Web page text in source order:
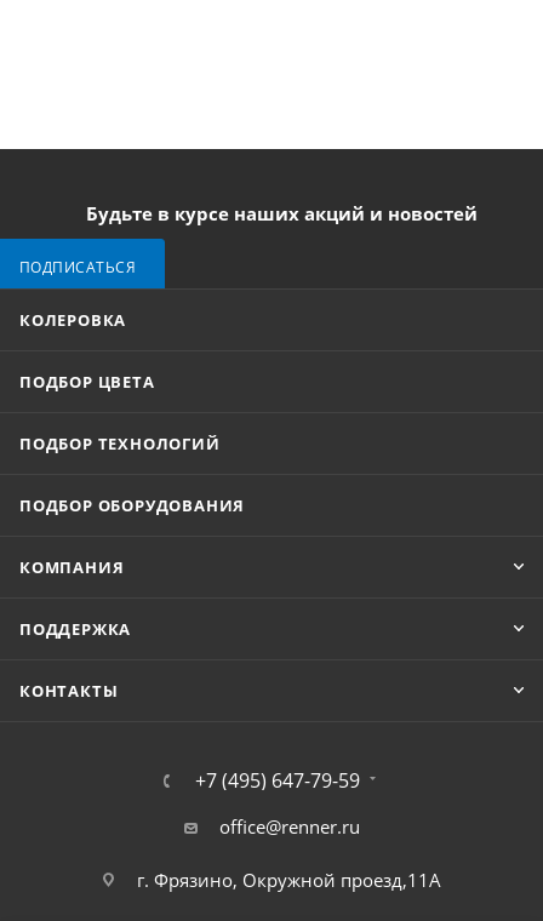
Будьте в курсе наших акций и новостей
ПОДПИСАТЬСЯ
КОЛЕРОВКА
ПОДБОР ЦВЕТА
ПОДБОР ТЕХНОЛОГИЙ
ПОДБОР ОБОРУДОВАНИЯ
КОМПАНИЯ
ПОДДЕРЖКА
КОНТАКТЫ
+7 (495) 647-79-59
office@renner.ru
г. Фрязино, Окружной проезд,11А